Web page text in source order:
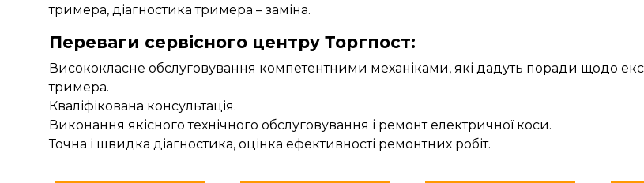
тримера, діагностика тримера – заміна.
Переваги сервісного центру Торгпост:
Висококласне обслуговування компетентними механіками, які дадуть поради щодо
тримера.
Кваліфікована консультація.
Виконання якісного технічного обслуговування і ремонт електричної коси.
Точна і швидка діагностика, оцінка ефективності ремонтних робіт.